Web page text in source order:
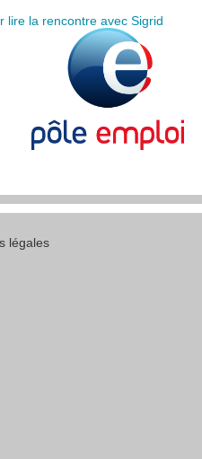
lire la rencontre avec Sigrid
légales